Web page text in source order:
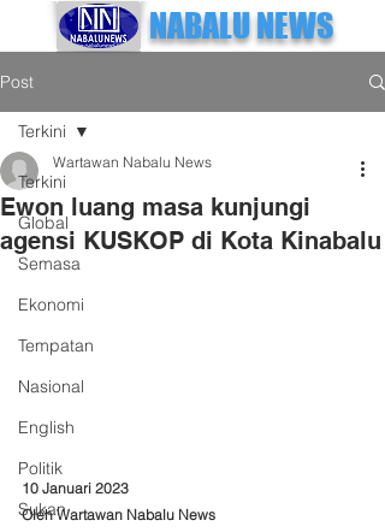
NABALU NEWS
Post
Terkini
Global
Semasa
Ekonomi
Tempatan
Nasional
English
Politik
Sukan
Terkini
Ewon luang masa kunjungi
agensi KUSKOP di Kota Kinabalu
Wartawan Nabalu News
10 Januari 2023
Oleh Wartawan Nabalu News